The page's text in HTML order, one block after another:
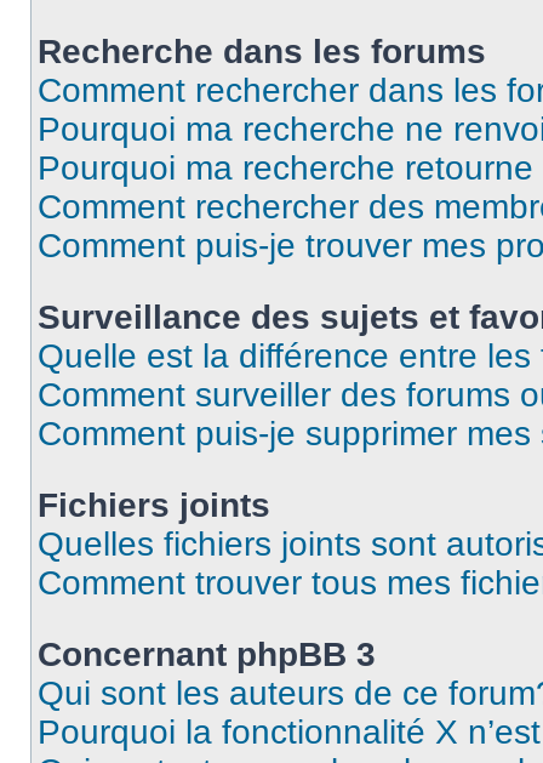
Recherche dans les forums
Comment rechercher dans les
Pourquoi ma recherche ne
Pourquoi ma recherche
Comment rechercher des
Comment puis-je trouver mes
Surveillance des sujets et
Quelle est la différence entre
Comment surveiller des forums
Comment puis-je supprimer
Fichiers joints
Quelles fichiers joints sont
Comment trouver tous mes
Concernant phpBB 3
Qui sont les auteurs de ce
Pourquoi la fonctionnalité X